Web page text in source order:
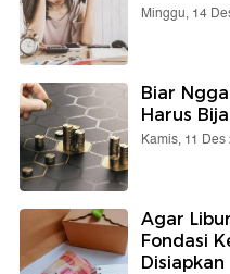
Minggu, 14
Biar
Harus
Kamis, 11
Agar
Fondasi
Disiapkan